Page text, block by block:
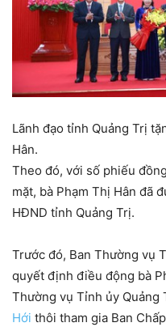
Lãnh đạo tỉnh Quảng Trị
Hân.
Theo đó, với số phiếu
mặt, bà Phạm Thị Hân đã
HĐND tỉnh Quảng Trị.
Trước đó, Ban Thường vụ
quyết định điều động bà
Thường vụ Tỉnh ủy
Hới thôi tham gia Ban